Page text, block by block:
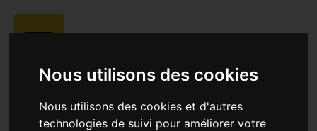
Nous utilisons des cookies
Nous utilisons des cookies et d'autres
technologies de suivi pour améliorer votre
COLLÈGE JOSEPH
VERNIER